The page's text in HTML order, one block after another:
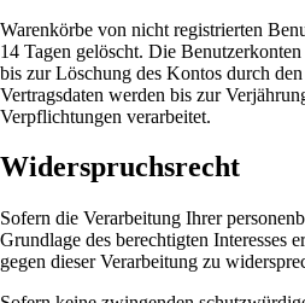
Warenkörbe von nicht registrierten
14 Tagen gelöscht. Die
bis zur Löschung des Kontos durch
Vertragsdaten werden bis zur
Verpflichtungen verarbeitet.
Widerspruchsrecht
Sofern die Verarbeitung Ihrer
Grundlage des berechtigten Interesses
gegen dieser Verarbeitung zu